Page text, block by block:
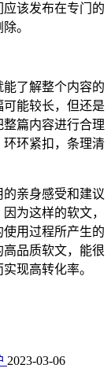
该发布在专门的
。
了解整个内容的
能较长，但还是
篇内容进行合理
环紧扣，条理清
亲身感受和建议
为这样的软文，
用过程所产生的
品质软文，能很
现高转化率。
2023-03-06